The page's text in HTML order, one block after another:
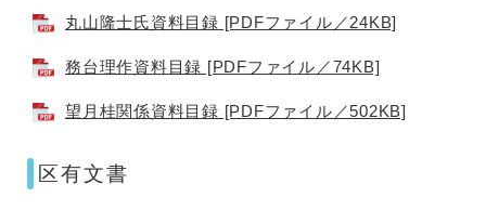
丸山隆士氏資料目録 [PDFファイル／24KB]
務台理作資料目録 [PDFファイル／74KB]
望月桂関係資料目録 [PDFファイル／502KB]
区有文書